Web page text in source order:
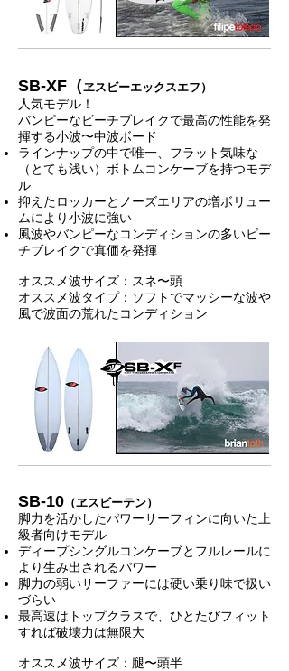
SB-XF（ヱスビーエックスエフ）
人気モデル！
バンピーなビーチブレイクで最高の性能を発
揮する小波〜中波ボード
ラインナップの中で唯一、フラット気味な
（とても浅い）ボトムコンケーブを持つモデ
ル
抑えたロッカーとノーズエリアの増ボリュー
ムにより小波に強い
風波やバンピーなコンディションの多いビー
チブレイクで真価を発揮
オススメ波サイズ：スネ〜頭
オススメ波タイプ：ソフトでマッシーな波や
風で波面の荒れたコンディション
SB-10 （ヱスビーテン）
脚力を活かしたパワーサーフィンに向いた上
級者向けモデル
ディープシングルコンケーブとフルレールに
より生み出されるパワー
脚力の弱いサーファーには硬い乗り味で扱い
づらい
最高速はトップクラスで、ひとたびフィット
すれば破壊力は無限大
オススメ波サイズ：腿〜頭半